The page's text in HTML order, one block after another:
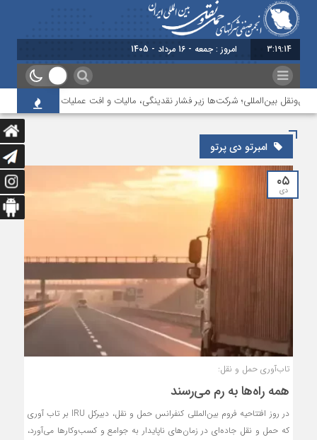
3:19:14 امروز : جمعه - 16 مرداد - 1405
بین‌المللی؛ شرکت‌ها زیر فشار نقدینگی، مالیات و افت عملیات
امبرتو دی پرتو
۰۵
دی
تاب‌آوری حمل و نقل:
همه راه‌ها به رم می‌رسند
در روز افتتاحیه فروم بین‌المللی کنفرانس حمل و نقل، دبیرکل IRU بر تاب آوری
که حمل و نقل جاده‌ای در زمان‌های ناپایدار به جوامع و کسب‌وکارها می‌آورد،